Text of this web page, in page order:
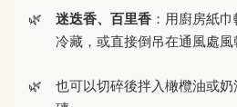
迷迭香、百里香 ：用廚房紙
冷藏，或直接倒吊在通風處風
也可以切碎後拌入橄欖油或